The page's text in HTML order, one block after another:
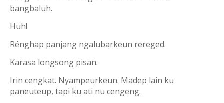
bangbaluh.
Huh!
Rénghap panjang ngalubarkeun rereged.
Karasa longsong pisan.
Irin cengkat. Nyampeurkeun. Madep lain ku
paneuteup, tapi ku ati nu cengeng.